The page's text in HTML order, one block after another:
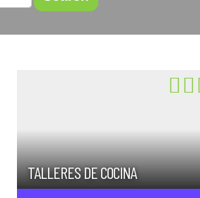
TALLERES DE COCINA